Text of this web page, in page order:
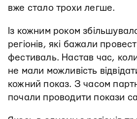
вже стало трохи легше.
Із кожним роком
регіонів, які бажали
фестиваль. Настав час,
не мали можливість
кожний показ. З часом
почали проводити покази